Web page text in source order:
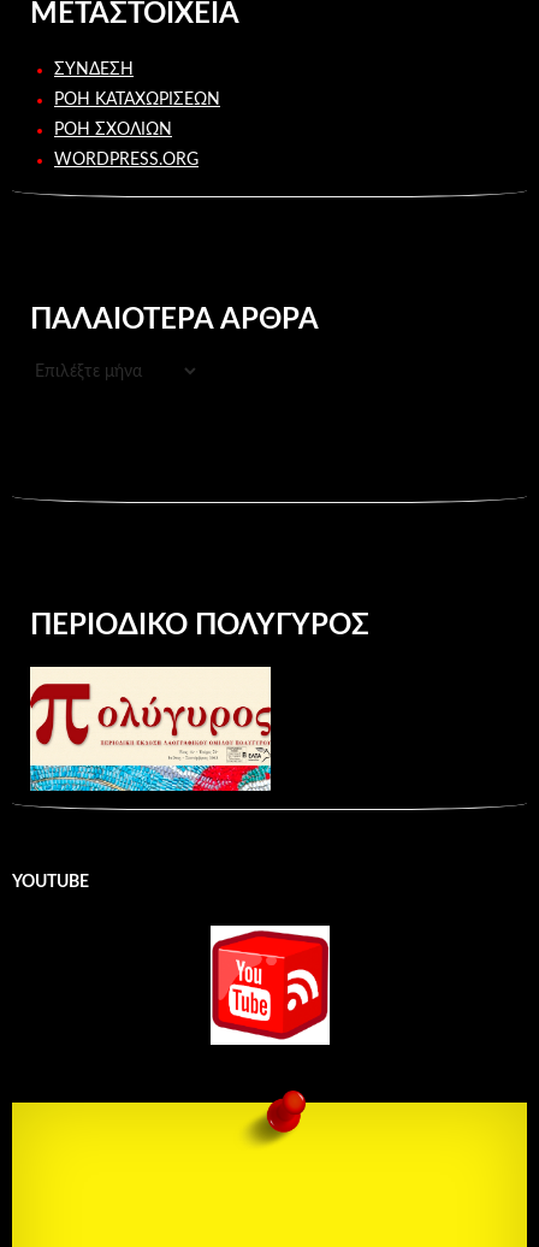
ΜΕΤΑΣΤΟΙΧΕΊΑ
ΣΎΝΔΕΣΗ
ΡΟΉ ΚΑΤΑΧΩΡΊΣΕΩΝ
ΡΟΉ ΣΧΟΛΊΩΝ
WORDPRESS.ORG
ΠΑΛΑΙΌΤΕΡΑ ΆΡΘΡΑ
ΠΑΛΑΙΌΤΕΡΑ
ΠΕΡΙΟΔΙΚΌ ΠΟΛΎΓΥΡΟΣ
YOUTUBE